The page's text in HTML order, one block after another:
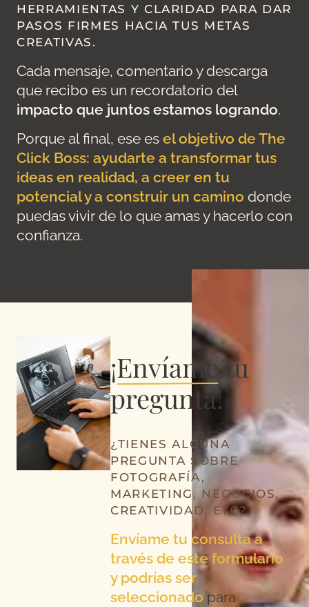
HERRAMIENTAS Y CLARIDAD PARA DAR
PASOS FIRMES HACIA TUS METAS
CREATIVAS.
Cada mensaje, comentario y descarga
que recibo es un recordatorio del
impacto que juntos estamos logrando.
Porque al final, ese es el objetivo de The
Click Boss: ayudarte a transformar tus
ideas en realidad, a creer en tu
potencial y a construir un camino donde
puedas vivir de lo que amas y hacerlo con
confianza.
¡Envíametu
pregunta!
¿TIENES ALGUNA
PREGUNTA SOBRE
FOTOGRAFÍA,
MARKETING, NEGOCIOS,
CREATIVIDAD, ETC?
Envíame tu consulta a
través de este formulario
y podrías ser
seleccionado para